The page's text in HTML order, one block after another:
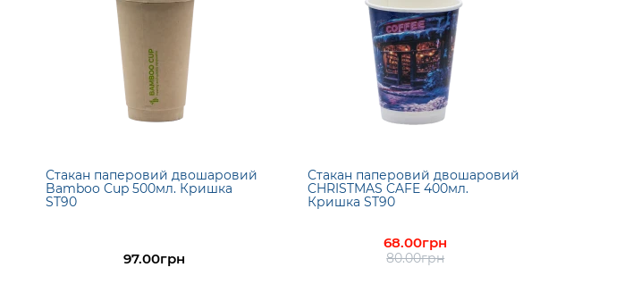
Стакан паперовий двошаровий
Bamboo Cup 500мл. Кришка
ST90
97.00грн
Стакан паперовий двошаровий
CHRISTMAS CAFE 400мл.
Кришка ST90
68.00грн
80.00грн